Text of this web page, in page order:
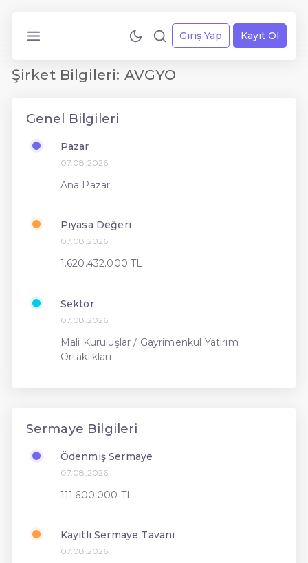
Giriş Yap Kayıt Ol
Şirket Bilgileri: AVGYO
Genel Bilgileri
Pazar
07.08.2026
Ana Pazar
Piyasa Değeri
07.08.2026
1.620.432.000 TL
Sektör
07.08.2026
Mali Kuruluşlar / Gayrimenkul Yatırım
Ortaklıkları
Sermaye Bilgileri
Ödenmiş Sermaye
07.08.2026
111.600.000 TL
Kayıtlı Sermaye Tavanı
07.08.2026